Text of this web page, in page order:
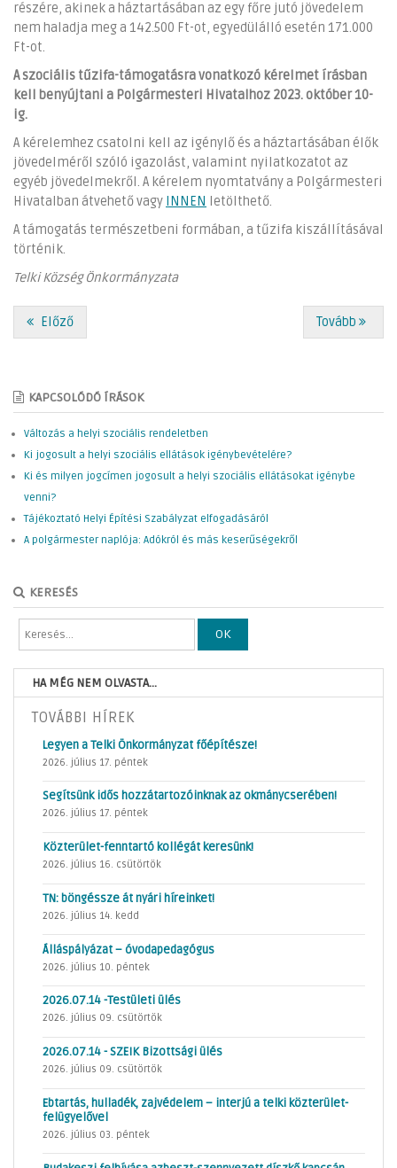
részére, akinek a háztartásában az egy főre jutó jövedelem
nem haladja meg a 142.500 Ft-ot, egyedülálló esetén 171.000
Ft-ot.
A szociális tűzifa-támogatásra vonatkozó kérelmet írásban
kell benyújtani a Polgármesteri Hivatalhoz 2023. október 10-
ig.
A kérelemhez csatolni kell az igénylő és a háztartásában élők
jövedelméről szóló igazolást, valamint nyilatkozatot az
egyéb jövedelmekről. A kérelem nyomtatvány a Polgármesteri
Hivatalban átvehető vagy
INNEN
letölthető.
A támogatás természetbeni formában, a tűzifa kiszállításával
történik.
Telki Község Önkormányzata
Előző Tovább
KAPCSOLÓDÓ ÍRÁSOK
Változás a helyi szociális rendeletben
Ki jogosult a helyi szociális ellátások igénybevételére?
Ki és milyen jogcímen jogosult a helyi szociális ellátásokat igénybe
venni?
Tájékoztató Helyi Építési Szabályzat elfogadásáról
A polgármester naplója: Adókról és más keserűségekről
KERESÉS
OK
HA MÉG NEM OLVASTA...
TOVÁBBI HÍREK
Legyen a Telki Önkormányzat főépítésze!
2026. július 17. péntek
Segítsünk idős hozzátartozóinknak az okmánycserében!
2026. július 17. péntek
Közterület-fenntartó kollégát keresünk!
2026. július 16. csütörtök
TN: böngéssze át nyári híreinket!
2026. július 14. kedd
Álláspályázat – óvodapedagógus
2026. július 10. péntek
2026.07.14 -Testületi ülés
2026. július 09. csütörtök
2026.07.14 - SZEIK Bizottsági ülés
2026. július 09. csütörtök
Ebtartás, hulladék, zajvédelem – interjú a telki közterület-
felügyelővel
2026. július 03. péntek